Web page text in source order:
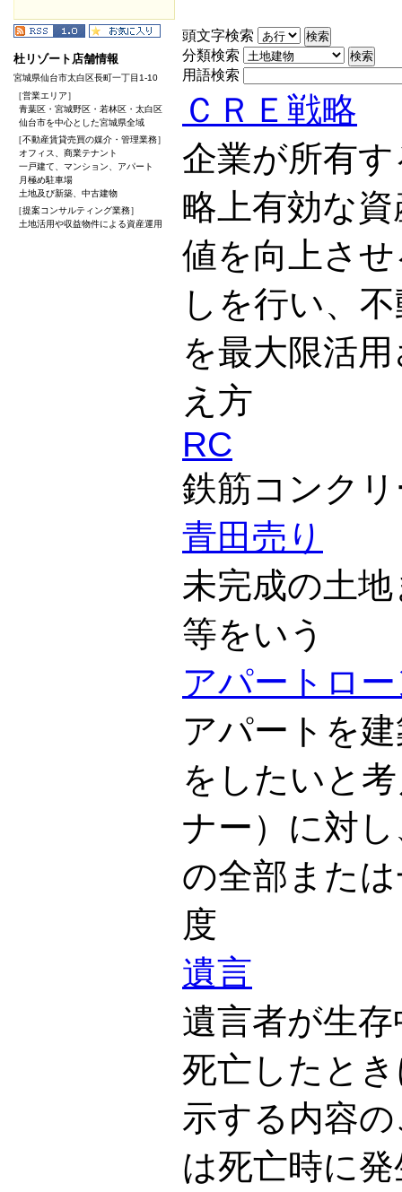
頭文字検索
分類検索
用語検索
ＣＲＥ戦略
企業が所有
略上有効な
値を向上さ
しを行い、
を最大限活
え方
RC
鉄筋コンク
青田売り
未完成の土
等をいう
アパートロ
アパートを
をしたいと
ナー）に対
の全部また
度
遺言
遺言者が生
死亡したと
示する内容
は死亡時に
杜リゾート店舗情報
宮城県仙台市太白区長町一丁目1-10
［営業エリア］
青葉区・宮城野区・若林区・太白区
仙台市を中心とした宮城県全域
［不動産賃貸売買の媒介・管理業務］
オフィス、商業テナント
一戸建て、マンション、アパート
月極め駐車場
土地及び新築、中古建物
［提案コンサルティング業務］
土地活用や収益物件による資産運用